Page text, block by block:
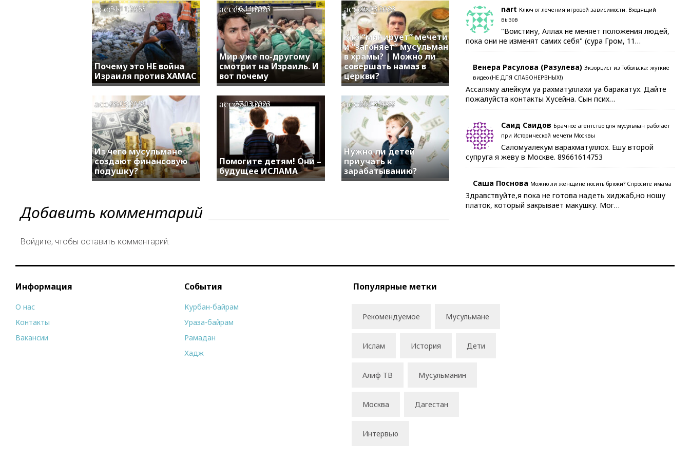
Почему это НЕ война
Израиля против ХАМАС
access_time
21.11.2023
Мир уже по-другому
смотрит на Израиль. И
вот почему
access_time
16.11.2023
Кто “минирует” мечети
и “загоняет” мусульман
в храмы? | Можно ли
совершать намаз в
церкви?
access_time
06.08.2023
Из чего мусульмане
создают финансовую
подушку?
access_time
08.05.2023
Помогите детям! Они –
будущее ИСЛАМА
access_time
27.03.2023
Нужно ли детей
приучать к
зарабатыванию?
access_time
20.03.2023
Добавить комментарий
Войдите, чтобы оставить комментарий:
nart Ключ от лечения игровой зависимости. Входящий
вызов
"Воистину, Аллах не меняет положения людей,
пока они не изменят самих себя" (сура Гром, 11…
Венера Расулова (Разулева) Экзорцист из Тобольска: жуткие
видео (НЕ ДЛЯ СЛАБОНЕРВНЫХ!)
Ассаляму алейкум уа рахматуллахи уа баракатух. Дайте
пожалуйста контакты Хусейна. Сын псих…
Саид Саидов Брачное агентство для мусульман работает
при Исторической мечети Москвы
Саломуалекум варахматуллох. Ешу второй
супруга я жеву в Москве. 89661614753
Саша Поснова Можно ли женщине носить брюки? Спросите имама
Здравствуйте,я пока не готова надеть хиджаб,но ношу
платок, который закрывает макушку. Мог…
Информация
О нас
Контакты
Вакансии
События
Курбан-байрам
Ураза-байрам
Рамадан
Хадж
Популярные метки
Рекомендуемое Мусульмане
Ислам История Дети
Алиф ТВ Мусульманин
Москва Дагестан
Интервью